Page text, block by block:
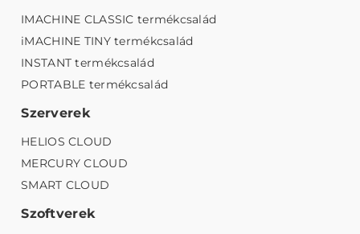
IMACHINE CLASSIC termékcsalád
iMACHINE TINY termékcsalád
INSTANT termékcsalád
PORTABLE termékcsalád
Szerverek
HELIOS CLOUD
MERCURY CLOUD
SMART CLOUD
Szoftverek